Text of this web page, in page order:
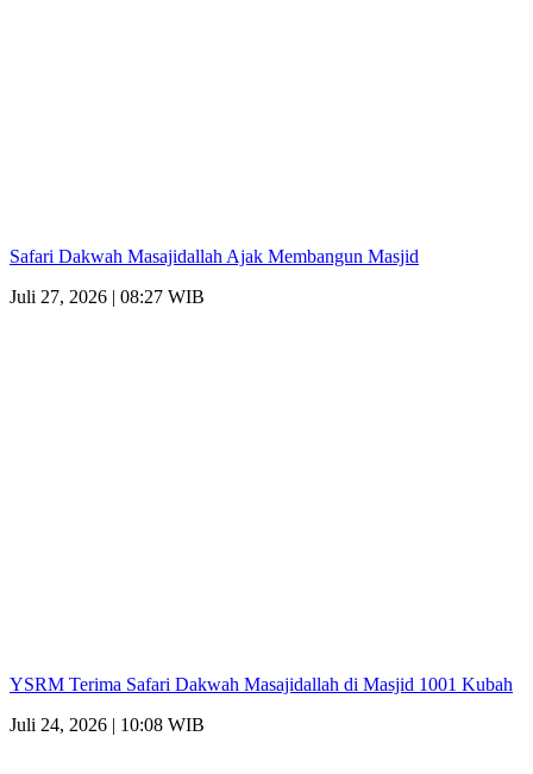
Safari Dakwah Masajidallah Ajak Membangun Masjid
Juli 27, 2026 | 08:27 WIB
YSRM Terima Safari Dakwah Masajidallah di Masjid 1001 Kubah
Juli 24, 2026 | 10:08 WIB